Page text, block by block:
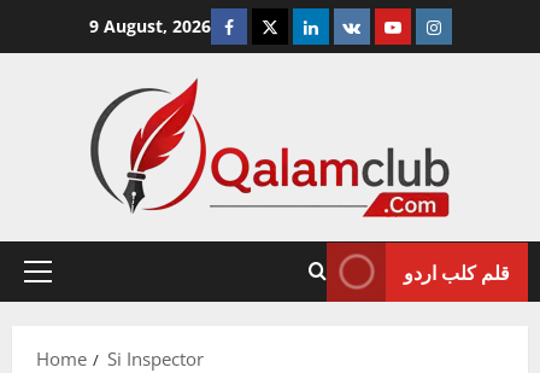
9 August, 2026 Facebook
TwitterLinkedin
VK YoutubeInstagram
Primary
قلم کلب اردو
Home Si Inspector